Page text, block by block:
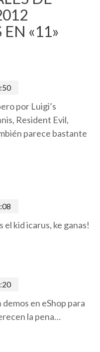
«11»
por Luigi’s
Resident Evil,
parece bastante
el kid icarus, ke ganas!
en eShop para
la pena…